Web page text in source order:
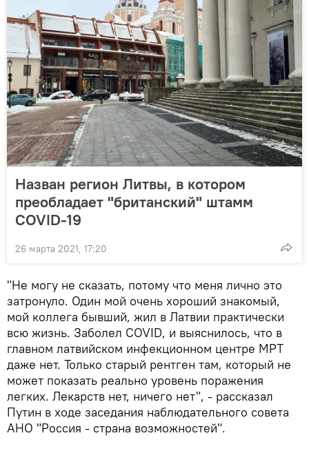
Назван регион Литвы, в котором
преобладает "британский" штамм
COVID-19
26 марта 2021, 17:20
"Не могу не сказать, потому что меня лично это
затронуло. Один мой очень хороший знакомый,
мой коллега бывший, жил в Латвии практически
всю жизнь. Заболел COVID, и выяснилось, что в
главном латвийском инфекционном центре МРТ
даже нет. Только старый рентген там, который не
может показать реально уровень поражения
легких. Лекарств нет, ничего нет", - рассказал
Путин в ходе заседания наблюдательного совета
АНО "Россия - страна возможностей".